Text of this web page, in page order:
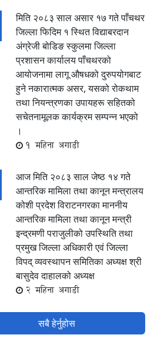
मिति २०८३ साल असार १७ गते पाँचथर
जिल्ला फिदिम १ स्थित विद्याबरदान
अंग्रेजी बोडिङ स्कुलमा जिल्ला
प्रशासन कार्यालय पाँचथरको
आयोजनामा लागू औषधको दुरुपयोगबाट
हुने नकारात्मक असर, यसको रोकथाम
तथा नियन्त्रणका उपायहरू सहितको
सचेतनामूलक कार्यक्रम सम्पन्न भएको
।
1 महिना अगाडी
आज मिति २०८३ साल जेष्ठ १४ गते
आन्तरिक मामिला तथा कानून मन्त्रालय
कोशी प्रदेश विराटनगरका माननीय
आन्तरिक मामिला तथा कानून मन्त्री
इन्द्रमणी पराजुलीको उपस्थिति तथा
प्रमुख जिल्ला अधिकारी एवं जिल्ला
विपद् व्यवस्थापन समितिका अध्यक्ष श्री
बासुदेव दाहालको अध्यक्ष
2 महिना अगाडी
सबै हेर्नुहोस